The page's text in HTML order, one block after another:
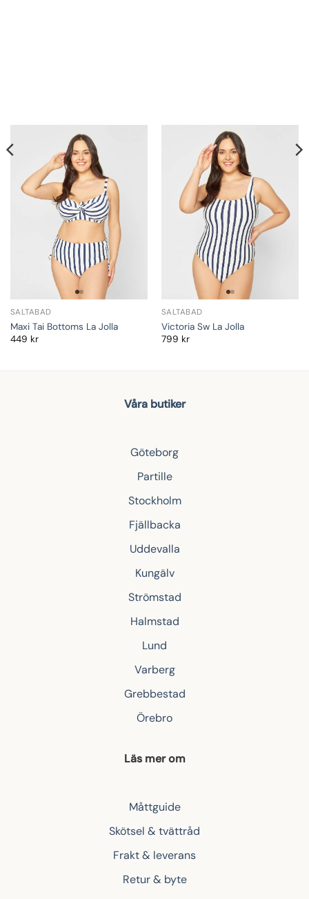
SALTABAD
Maxi Tai Bottoms La Jolla
449 kr
SALTABAD
Victoria Sw La Jolla
799 kr
Våra butiker
Göteborg
Partille
Stockholm
Fjällbacka
Uddevalla
Kungälv
Strömstad
Halmstad
Lund
Varberg
Grebbestad
Örebro
Läs mer om
Måttguide
Skötsel & tvättråd
Frakt & leverans
Retur & byte